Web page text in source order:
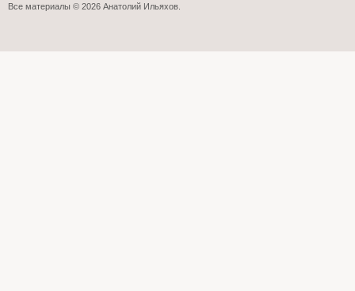
Все материалы © 2026 Анатолий Ильяхов.